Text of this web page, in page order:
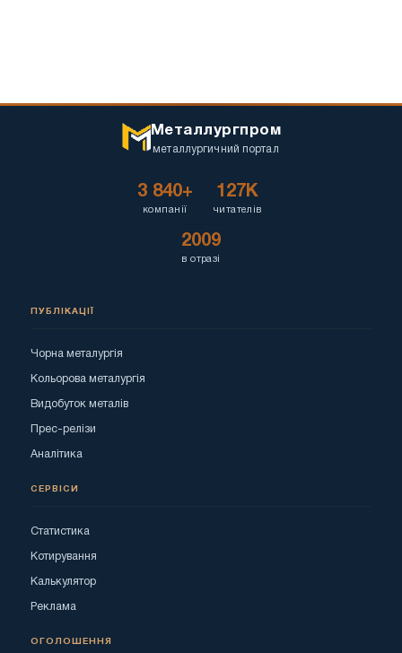
Металлургпром
металлургичний портал
3 840+
компанії
127K
читателів
2009
в отразі
ПУБЛІКАЦІЇ
Чорна металургія
Кольорова металургія
Видобуток металів
Прес-релізи
Аналітика
СЕРВІСИ
Статистика
Котирування
Калькулятор
Реклама
ОГОЛОШЕННЯ